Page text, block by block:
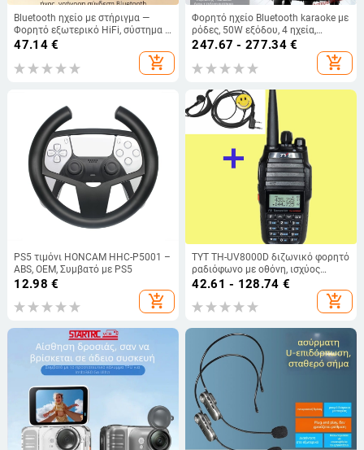
Bluetooth ηχείο με στήριγμα —
Φορητό εξωτερικό HiFi, σύστημα 5
ηχείων (10W, 100 Hz–20 kHz,
Bluetooth 5.3, 1000–1200 mAh,
εμβέλεια 10 m)
47.14€
add_shopping_cart
Φορητό ηχείο Bluetooth karaoke με
ρόδες, 50W εξόδου, 4 ηχεία,
ενσωματωμένη μπαταρία (2000–
4000 mAh), Bluetooth 5.0, 20 Hz–
20 kHz
247.67 - 277.34€
add_shopping_cart
PS5 τιμόνι HONCAM HHC-P5001 –
ABS, OEM, Συμβατό με PS5
12.98 €
add_shopping_cart
TYT TH-UV8000D διζωνικό φορητό
ραδιόφωνο με οθόνη, ισχύος
εξόδου 10W, 128 κανάλια,
εμβέλεια 5–10 χλμ, μπαταρία Li-ion
3800 mAh
42.61 - 128.74 €
add_shopping_cart